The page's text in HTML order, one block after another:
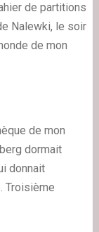
de partitions
Nalewki, le soir
de mon
de mon
dormait
donnait
Troisième